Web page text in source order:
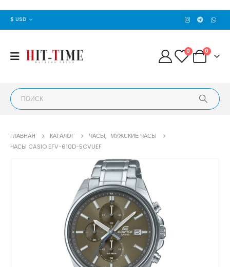
$ USD
0 0
ГЛАВНАЯ КАТАЛОГ ЧАСЫ, МУЖСКИЕ ЧАСЫ
ЧАСЫ CASIO EFV-610D-5CVUEF